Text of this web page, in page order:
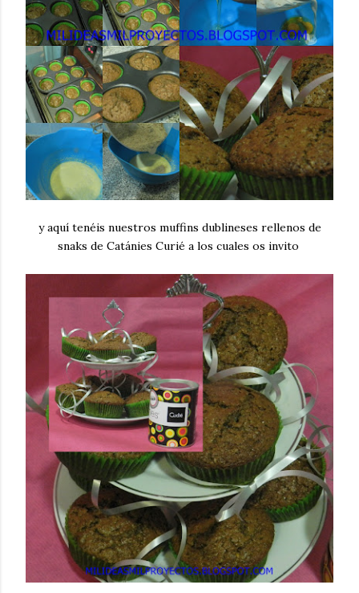
y aquí tenéis nuestros muffins dublineses rellenos de
snaks de Catánies Curié a los cuales os invito